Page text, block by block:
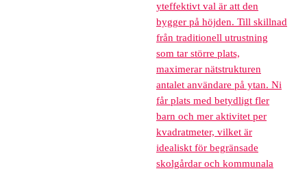
yteffektivt val är att den
bygger på höjden. Till skillnad
från traditionell utrustning
som tar större plats,
maximerar nätstrukturen
antalet användare på ytan. Ni
får plats med betydligt fler
barn och mer aktivitet per
kvadratmeter, vilket är
idealiskt för begränsade
skolgårdar och kommunala